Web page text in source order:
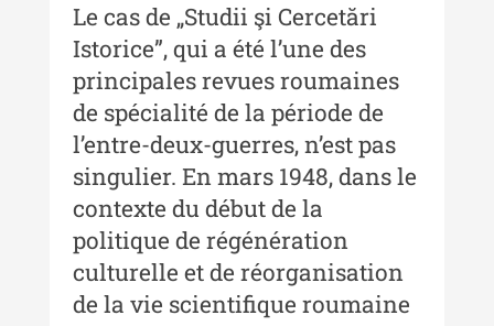
Buletinul Muzeului Științei și
Tehnicii ”Ștefan Procopiu” - An
XIV / Nr. 14 / 2020
Buletinul Muzeului Științei și
Tehnicii ”Ștefan Procopiu” - An
XII / Nr. 13 / 2019
Indexul Complet
Buletinul Centrului de Cercetare și
Conservare-Restaurare a
Le cas de „Studii şi Cercetări
Istorice”, qui a été l’une des
principales revues roumaines
de spécialité de la période de
l’entre-deux-guerres, n’est pas
singulier. En mars 1948, dans le
contexte du début de la
politique de régénération
culturelle et de réorganisation
de la vie scientifique roumaine